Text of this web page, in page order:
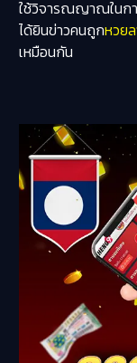
ใช้วิจารณญาณในกา
ได้ยินข่าวคนถูกหวย
เหมือนกัน